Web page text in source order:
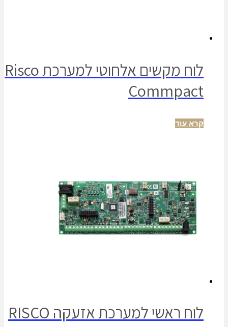
לוח מקשים אלחוטי למערכת Risco
Commpact
קרא עוד
לוח ראשי למערכת אזעקה RISCO